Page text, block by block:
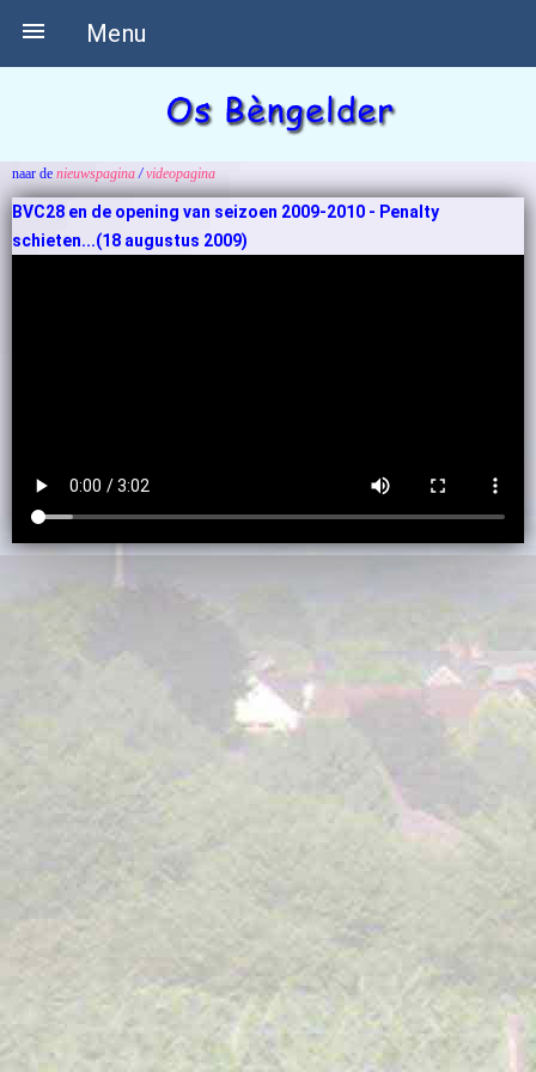
Menu

naar de nieuwspagina/videopagina
BVC28 en de opening van seizoen 2009-2010 - Penalty
schieten...(18 augustus 2009)